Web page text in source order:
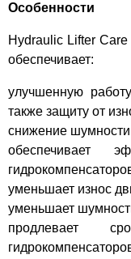
Особенности
Hydraulic Lifter
обеспечивает:
улучшенную
также защиту от
снижение
обеспечивает
уменьшает износ
уменьшает
продлевает